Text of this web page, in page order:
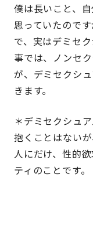
僕は長いこと、
思っていたので
で、実はデミセ
事では、ノンセ
が、デミセクシ
きます。
＊デミセクシュ
抱くことはない
人にだけ、性的
ティのことです。